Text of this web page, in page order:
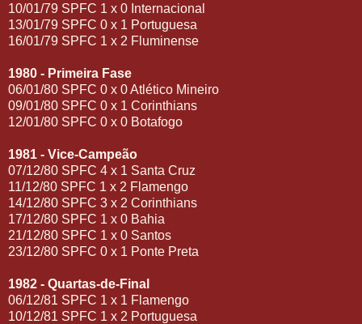
10/01/79 SPFC 1 x 0 Internacional
13/01/79 SPFC 0 x 1 Portuguesa
16/01/79 SPFC 1 x 2 Fluminense
1980 - Primeira Fase
06/01/80 SPFC 0 x 0 Atlético Mineiro
09/01/80 SPFC 0 x 1 Corinthians
12/01/80 SPFC 0 x 0 Botafogo
1981 - Vice-Campeão
07/12/80 SPFC 4 x 1 Santa Cruz
11/12/80 SPFC 1 x 2 Flamengo
14/12/80 SPFC 3 x 2 Corinthians
17/12/80 SPFC 1 x 0 Bahia
21/12/80 SPFC 1 x 0 Santos
23/12/80 SPFC 0 x 1 Ponte Preta
1982 - Quartas-de-Final
06/12/81 SPFC 1 x 1 Flamengo
10/12/81 SPFC 1 x 2 Portuguesa